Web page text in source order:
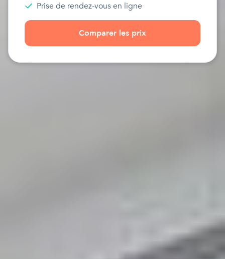
Prise de rendez-vous en ligne
Comparer les prix